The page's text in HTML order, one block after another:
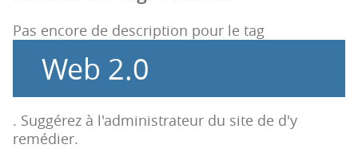
t
i
p
i
u
c
t
n
Pas encore de description pour le tag
Web 2.0
. Suggérez à l'administrateur du site de d'y
remédier.